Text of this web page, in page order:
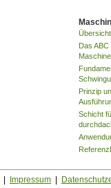
Übersicht
Das ABC
Prinzip
Schicht
| Impressum